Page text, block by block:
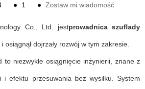
● 1 ● Zostaw mi wiadomość
Co., Ltd. jestprowadnica szuflady
osiągnął dojrzały rozwój w tym zakresie.
to niezwykłe osiągnięcie inżynierii, znane z
i efektu przesuwania bez wysiłku. System